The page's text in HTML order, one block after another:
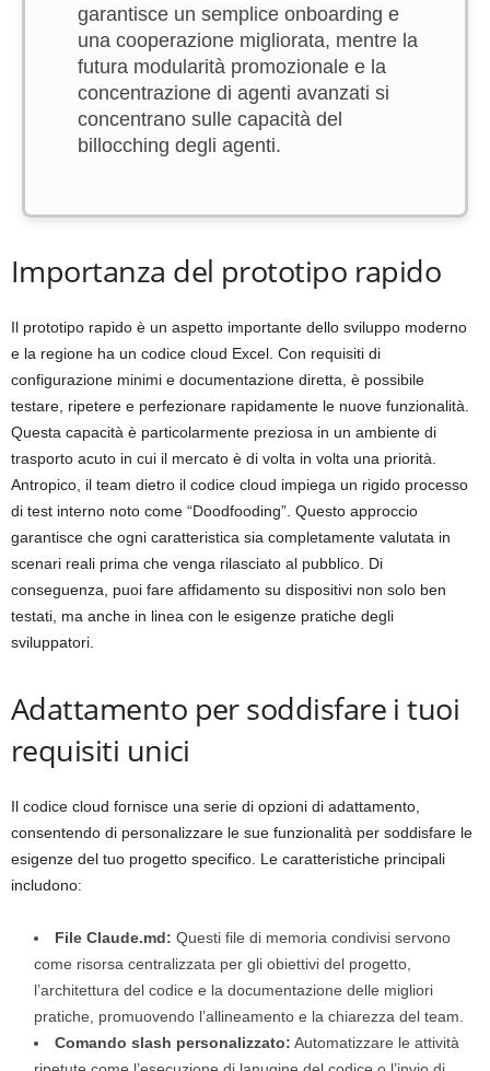
garantisce un semplice onboarding e
una cooperazione migliorata, mentre la
futura modularità promozionale e la
concentrazione di agenti avanzati si
concentrano sulle capacità del
billocching degli agenti.
Importanza del prototipo rapido
Il prototipo rapido è un aspetto importante dello sviluppo moderno
e la regione ha un codice cloud Excel. Con requisiti di
configurazione minimi e documentazione diretta, è possibile
testare, ripetere e perfezionare rapidamente le nuove funzionalità.
Questa capacità è particolarmente preziosa in un ambiente di
trasporto acuto in cui il mercato è di volta in volta una priorità.
Antropico, il team dietro il codice cloud impiega un rigido processo
di test interno noto come “Doodfooding”. Questo approccio
garantisce che ogni caratteristica sia completamente valutata in
scenari reali prima che venga rilasciato al pubblico. Di
conseguenza, puoi fare affidamento su dispositivi non solo ben
testati, ma anche in linea con le esigenze pratiche degli
sviluppatori.
Adattamento per soddisfare i tuoi
requisiti unici
Il codice cloud fornisce una serie di opzioni di adattamento,
consentendo di personalizzare le sue funzionalità per soddisfare le
esigenze del tuo progetto specifico. Le caratteristiche principali
includono:
File Claude.md: Questi file di memoria condivisi servono
come risorsa centralizzata per gli obiettivi del progetto,
l’architettura del codice e la documentazione delle migliori
pratiche, promuovendo l’allineamento e la chiarezza del team.
Comando slash personalizzato: Automatizzare le attività